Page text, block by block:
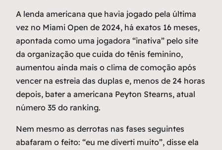
A lenda americana que havia jogado pela última
vez no Miami Open de 2024, há exatos 16 meses,
apontada como uma jogadora “inativa” pelo site
da organização que cuida do tênis feminino,
aumentou ainda mais o clima de comoção após
vencer na estreia das duplas e, menos de 24 horas
depois, bater a americana Peyton Stearns, atual
número 35 do ranking.
Nem mesmo as derrotas nas fases seguintes
abafaram o feito: “eu me diverti muito”, disse ela